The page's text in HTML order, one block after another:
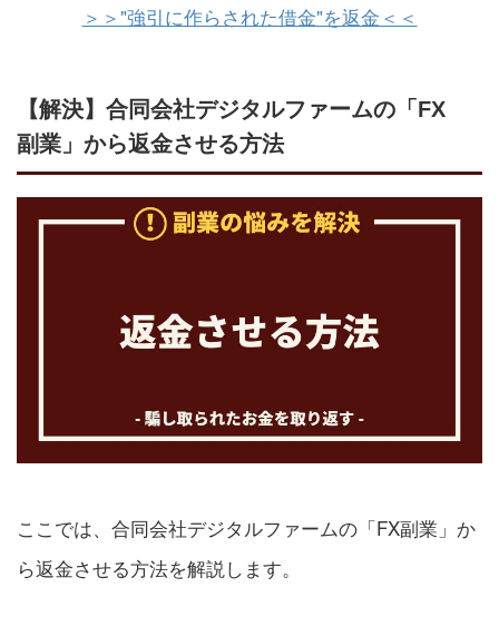
＞＞"強引に作らされた借金"を返金＜＜
【解決】合同会社デジタルファームの「FX
副業」から返金させる方法
ここでは、合同会社デジタルファームの「FX副業」か
ら返金させる方法を解説します。